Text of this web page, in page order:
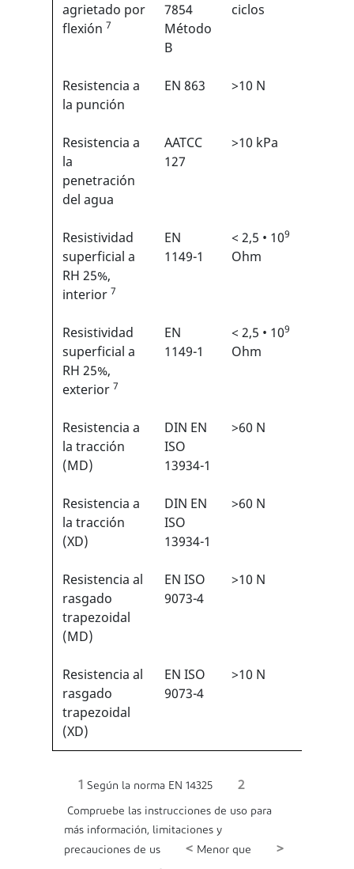
agrietado por
flexión 7
7854
Método
B
ciclos
Resistencia a
la punción
EN 863 >10 N
Resistencia a
la
penetración
del agua
AATCC
127
>10 kPa
Resistividad
superficial a
RH 25%,
interior 7
EN
1149-1
< 2,5 • 109
Ohm
Resistividad
superficial a
RH 25%,
exterior 7
EN
1149-1
< 2,5 • 109
Ohm
Resistencia a
la tracción
(MD)
DIN EN
ISO
13934-1
>60 N
Resistencia a
la tracción
(XD)
DIN EN
ISO
13934-1
>60 N
Resistencia al
rasgado
trapezoidal
(MD)
EN ISO
9073-4
>10 N
Resistencia al
rasgado
trapezoidal
(XD)
EN ISO
9073-4
>10 N
1 Según la norma EN 14325 2
Compruebe las instrucciones de uso para
más información, limitaciones y
precauciones de us
< Menor que >